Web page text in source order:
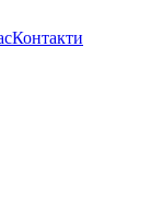
Контакти